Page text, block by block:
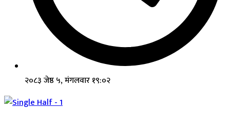
२०८३ जेष्ठ ५, मंगलवार १९:०२